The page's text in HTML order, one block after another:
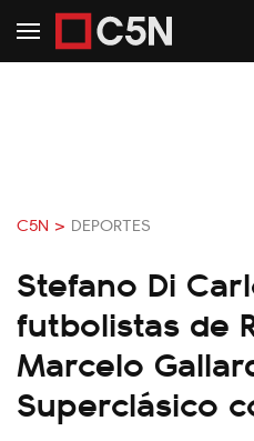
C5N > DEPORTES
Stefano Di
futbolistas de
Marcelo
Superclásico